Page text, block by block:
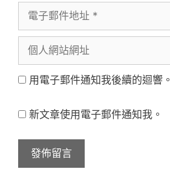
名
子
件
地
人
網
網
用電子郵件通知我後續的迴響。
新文章使用電子郵件通知我。